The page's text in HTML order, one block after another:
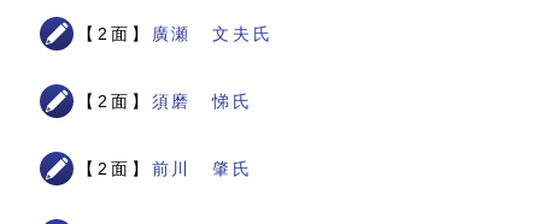
【2面】 廣瀬 文夫氏
【2面】 須磨 悌氏
【2面】 前川 肇氏